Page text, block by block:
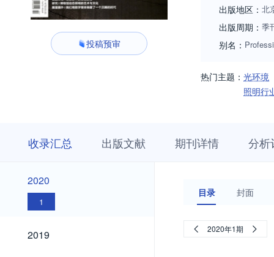
投稿预审
出版地区： 北
出版周期： 季
别名：
热门主题： 光环境
照明行
收录汇总 出版文献 期刊详情 分析
2020
2020
1
2019
2019
目录 封面
2020年1期